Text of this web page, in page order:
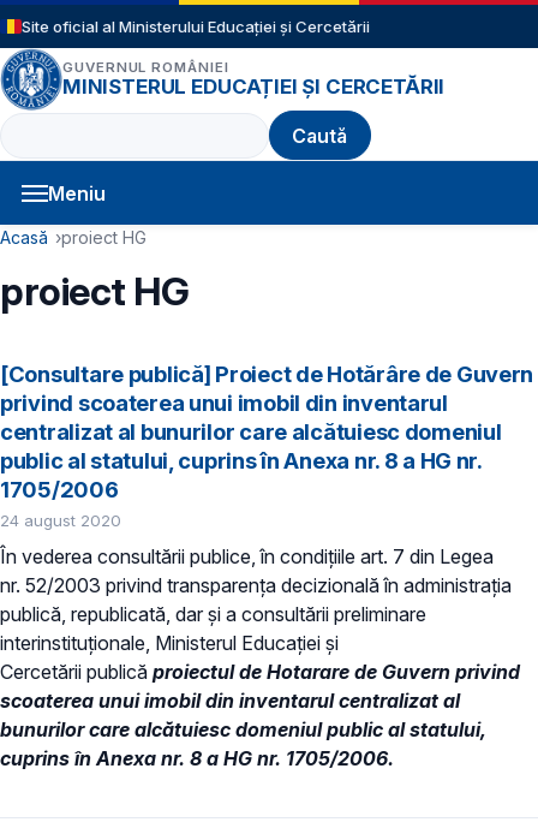
Sari la conținutul principal
Site oficial al Ministerului Educației și Cercetării
GUVERNUL ROMÂNIEI
MINISTERUL EDUCAȚIEI ȘI CERCETĂRII
Caută
Meniu
Navigație principală
Cale de navigare
Acasă proiect HG
proiect HG
[Consultare publică] Proiect de Hotărâre de Guvern
privind scoaterea unui imobil din inventarul
centralizat al bunurilor care alcătuiesc domeniul
public al statului, cuprins în Anexa nr. 8 a HG nr.
1705/2006
24 august 2020
În vederea consultării publice, în condiţiile art. 7 din Legea
nr. 52/2003 privind transparenţa decizională în administraţia
publică, republicată, dar și a consultării preliminare
interinstituționale, Ministerul Educaţiei și
Cercetării publică proiectul de Hotarare de Guvern privind
scoaterea unui imobil din inventarul centralizat al
bunurilor care alcătuiesc domeniul public al statului,
cuprins în Anexa nr. 8 a HG nr. 1705/2006.